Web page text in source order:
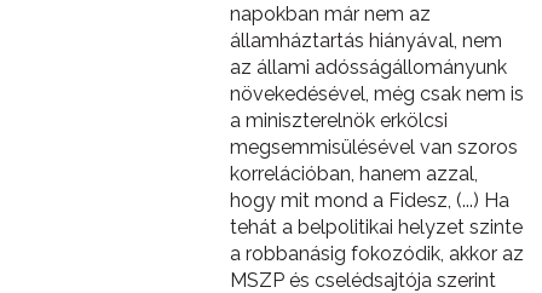
napokban már nem az
államháztartás hiányával, nem
az állami adósságállományunk
növekedésével, még csak nem is
a miniszterelnök erkölcsi
megsemmisülésével van szoros
korrelációban, hanem azzal,
hogy mit mond a Fidesz, (...) Ha
tehát a belpolitikai helyzet szinte
a robbanásig fokozódik, akkor az
MSZP és cselédsajtója szerint